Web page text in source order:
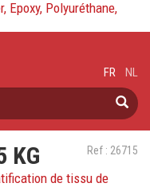
FR NL
Ref : 26715
KG
de tissu de